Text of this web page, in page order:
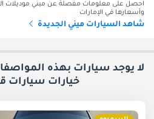
احصل على معلومات مفصلة عن ميني موديلات
وأسعارها في الإمارات
شاهد السيارات ميني الجديدة
لا يوجد سيارات بهذه
خيارات سيارات